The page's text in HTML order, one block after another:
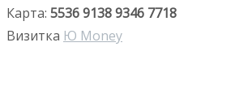
Карта: 5536 9138 9346 7718
Визитка Ю Money